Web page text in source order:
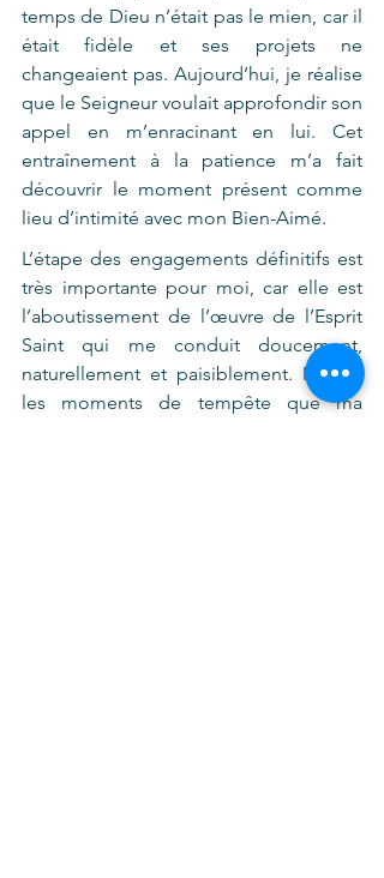
temps de Dieu n’était pas le mien, car il
était fidèle et ses projets ne
changeaient pas. Aujourd’hui, je réalise
que le Seigneur voulait approfondir son
appel en m’enracinant en lui. Cet
entraînement à la patience m’a fait
découvrir le moment présent comme
lieu d’intimité avec mon Bien-Aimé.
L’étape des engagements définitifs est
très importante pour moi, car elle est
l’aboutissement de l’œuvre de l’Esprit
Saint qui me conduit doucement,
naturellement et paisiblement. Malgré
les moments de tempête que ma